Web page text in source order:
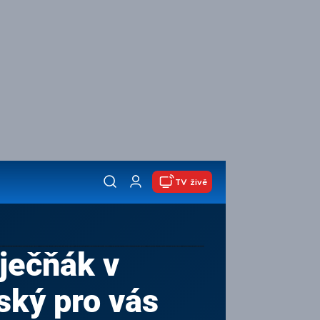
TV živě
v
pro vás